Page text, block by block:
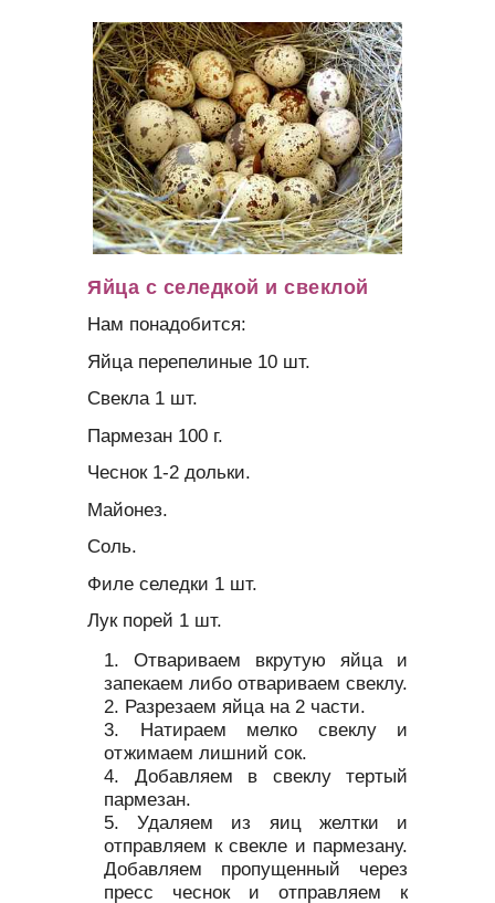
Яйца с селедкой и свеклой
Нам понадобится:
Яйца перепелиные 10 шт.
Свекла 1 шт.
Пармезан 100 г.
Чеснок 1-2 дольки.
Майонез.
Соль.
Филе селедки 1 шт.
Лук порей 1 шт.
Отвариваем вкрутую яйца и
запекаем либо отвариваем свеклу.
Разрезаем яйца на 2 части.
Натираем мелко свеклу и
отжимаем лишний сок.
Добавляем в свеклу тертый
пармезан.
Удаляем из яиц желтки и
отправляем к свекле и пармезану.
Добавляем пропущенный через
пресс чеснок и отправляем к